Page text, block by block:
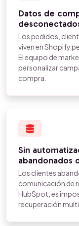
Datos de
Los pedidos,
viven en Shopify
El equipo de
personalizar
compra.
Sin
abandonados
Los clientes
comunicación de
HubSpot, es
recuperación